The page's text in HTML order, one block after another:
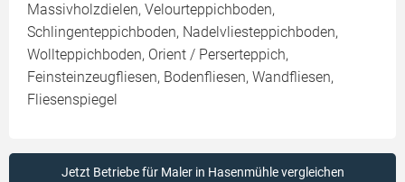
Massivholzdielen, Velourteppichboden,
Schlingenteppichboden, Nadelvliesteppichboden,
Wollteppichboden, Orient / Perserteppich,
Feinsteinzeugfliesen, Bodenfliesen, Wandfliesen,
Fliesenspiegel
Jetzt Betriebe für Maler in Hasenmühle vergleichen